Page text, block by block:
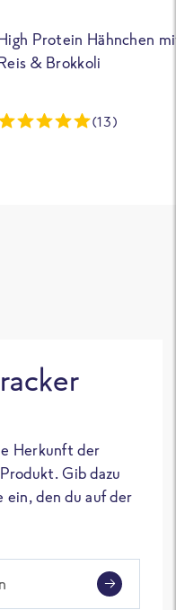
Protein Hähnchen
& Brokkoli
(13)
Herkunft der
Gib dazu
den du auf der